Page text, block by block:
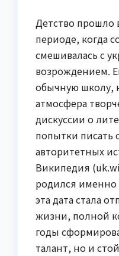
Детство прошло
периоде, когда
смешивалась с
возрождением.
обычную школу,
атмосфера
дискуссии о
попытки писать
авторитетных
Википедия
родился именно
эта дата стала
жизни, полной
годы
талант, но и